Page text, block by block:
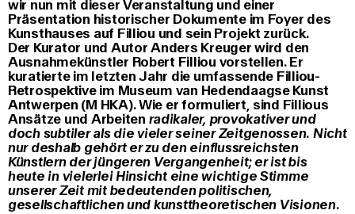
wir nun mit dieser Veranstaltung und einer
Präsentation historischer Dokumente im Foyer des
Kunsthauses auf Filliou und sein Projekt zurück.
Der Kurator und Autor Anders Kreuger wird den
Ausnahmekünstler Robert Filliou vorstellen. Er
kuratierte im letzten Jahr die umfassende Filliou-
Retrospektive im Museum van Hedendaagse Kunst
Antwerpen (M HKA). Wie er formuliert, sind Fillious
Ansätze und Arbeiten radikaler, provokativer und
doch subtiler als die vieler seiner Zeitgenossen. Nicht
nur deshalb gehört er zu den einflussreichsten
Künstlern der jüngeren Vergangenheit; er ist bis
heute in vielerlei Hinsicht eine wichtige Stimme
unserer Zeit mit bedeutenden politischen,
gesellschaftlichen und kunsttheoretischen Visionen.